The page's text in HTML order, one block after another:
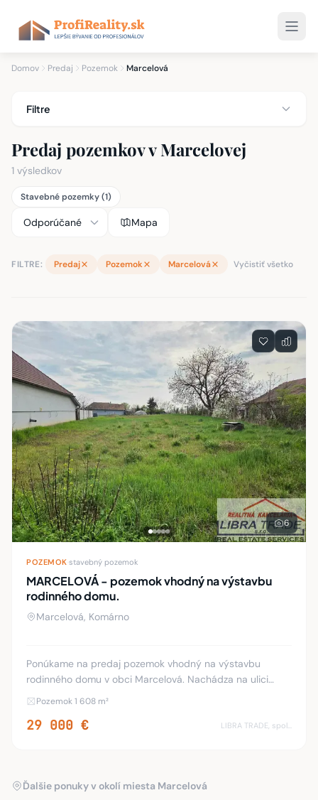
Domov Predaj Pozemok Marcelová
Filtre
Predaj pozemkov v Marcelovej
1 výsledkov
Stavebné pozemky (1)
Mapa
FILTRE: Predaj Pozemok Marcelová Vyčistiť všetko
Zoznam nehnuteľností
6
POZEMOK stavebný pozemok
MARCELOVÁ - pozemok vhodný na výstavbu
rodinného domu.
Marcelová, Komárno
Ponúkame na predaj pozemok vhodný na výstavbu
rodinného domu v obci Marcelová. Nachádza na ulici
Piesková, medzi rodinnými domami. Evidovaný je ako orná
Pozemok 1 608 m²
29 000 € LIBRA TRADE, spol.s.r.o.
Ďalšie ponuky v okolí miesta Marcelová